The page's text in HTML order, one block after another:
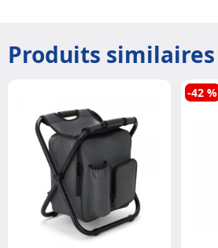
Produits similaires
-42 %